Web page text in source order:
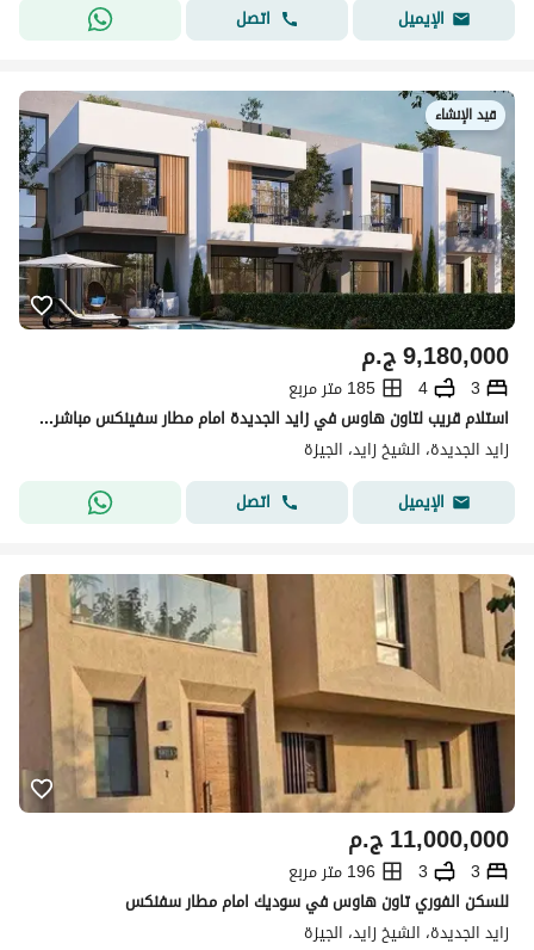
الإيميل
اتصل
قيد الإنشاء
ج.م9,180,000
3
4
185 متر مربع
استلام قريب لتاون هاوس في زايد الجديدة امام مطار سفينكس مباشرة بالتقسيط علي اطول فترة
زايد الجديدة، الشيخ زايد، الجيزة
الإيميل
اتصل
ج.م11,000,000
3
3
196 متر مربع
للسكن الفوري تاون هاوس في سوديك امام مطار سفنكس
زايد الجديدة، الشيخ زايد، الجيزة